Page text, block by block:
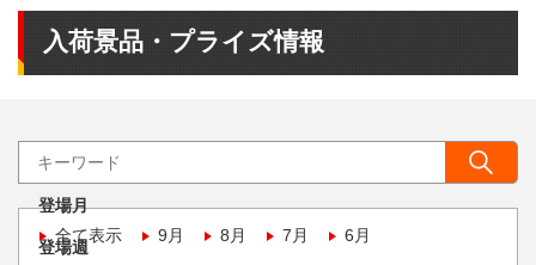
入荷景品・プライズ情報
登場月
全て表示
9月 8月 7月 6月
登場週